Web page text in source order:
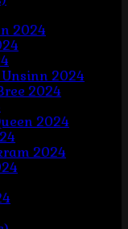
2024
2024
2024
2024
2024